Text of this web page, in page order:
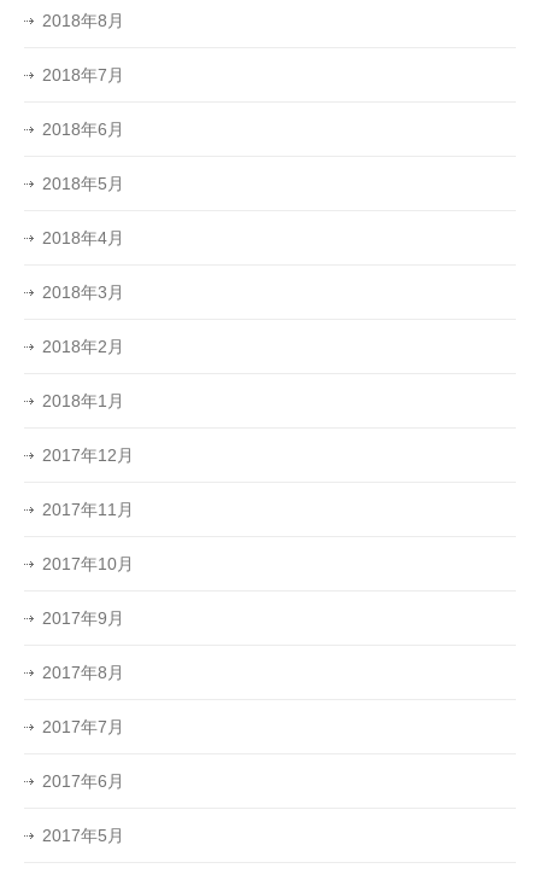
2018年8月
2018年7月
2018年6月
2018年5月
2018年4月
2018年3月
2018年2月
2018年1月
2017年12月
2017年11月
2017年10月
2017年9月
2017年8月
2017年7月
2017年6月
2017年5月